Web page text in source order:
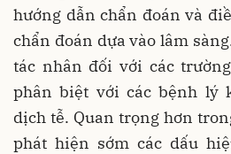
hướng dẫn chẩn đoán và
chẩn đoán dựa vào lâm
tác nhân đối với các
phân biệt với các bệnh lý
dịch tễ. Quan trọng hơn
phát hiện sớm các dấu